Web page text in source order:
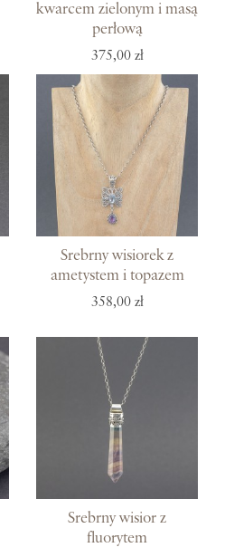
kwarcem zielonym i masą
perłową
375,00 zł
Srebrny wisiorek z
ametystem i topazem
358,00 zł
Srebrny wisior z
fluorytem